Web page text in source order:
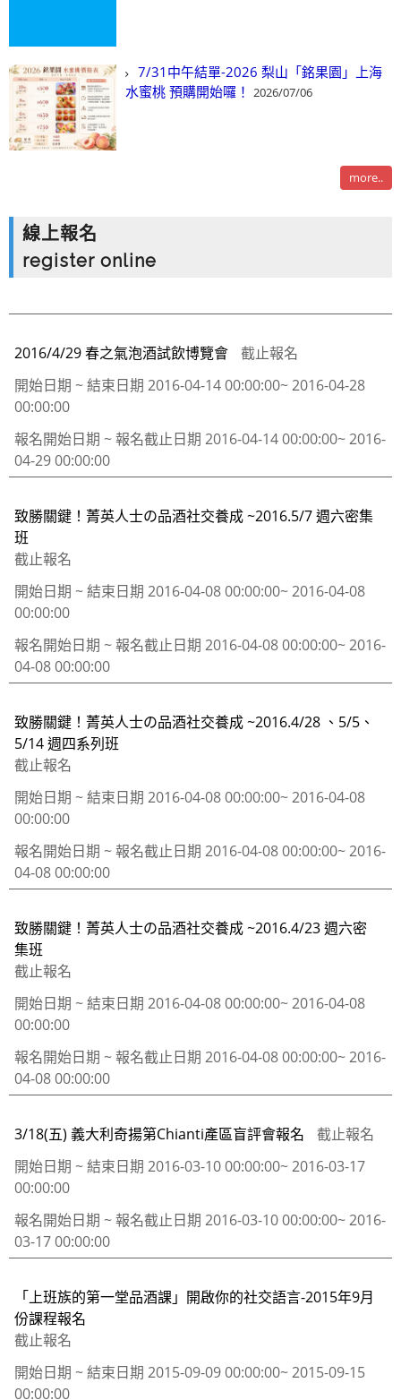
7/31中午結單-2026 梨山「銘果園」上海
水蜜桃 預購開始囉！ 2026/07/06
more..
線上報名
register online
2016/4/29 春之氣泡酒試飲博覽會
截止報名
開始日期 ~ 結束日期 2016-04-14 00:00:00~ 2016-04-28
00:00:00
報名開始日期 ~ 報名截止日期 2016-04-14 00:00:00~ 2016-
04-29 00:00:00
致勝關鍵！菁英人士の品酒社交養成 ~2016.5/7 週六密集
班
截止報名
開始日期 ~ 結束日期 2016-04-08 00:00:00~ 2016-04-08
00:00:00
報名開始日期 ~ 報名截止日期 2016-04-08 00:00:00~ 2016-
04-08 00:00:00
致勝關鍵！菁英人士の品酒社交養成 ~2016.4/28 、5/5、
5/14 週四系列班
截止報名
開始日期 ~ 結束日期 2016-04-08 00:00:00~ 2016-04-08
00:00:00
報名開始日期 ~ 報名截止日期 2016-04-08 00:00:00~ 2016-
04-08 00:00:00
致勝關鍵！菁英人士の品酒社交養成 ~2016.4/23 週六密
集班
截止報名
開始日期 ~ 結束日期 2016-04-08 00:00:00~ 2016-04-08
00:00:00
報名開始日期 ~ 報名截止日期 2016-04-08 00:00:00~ 2016-
04-08 00:00:00
3/18(五) 義大利奇揚第Chianti產區盲評會報名
截止報名
開始日期 ~ 結束日期 2016-03-10 00:00:00~ 2016-03-17
00:00:00
報名開始日期 ~ 報名截止日期 2016-03-10 00:00:00~ 2016-
03-17 00:00:00
「上班族的第一堂品酒課」開啟你的社交語言-2015年9月
份課程報名
截止報名
開始日期 ~ 結束日期 2015-09-09 00:00:00~ 2015-09-15
00:00:00